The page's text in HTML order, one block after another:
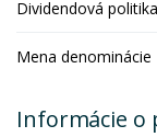
Dividendová politika
Mena denominácie
Informácie o